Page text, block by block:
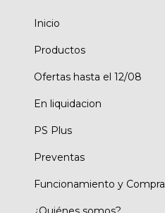
Inicio
Productos
Ofertas hasta el 12/08
En liquidacion
PS Plus
Preventas
Funcionamiento y Compra